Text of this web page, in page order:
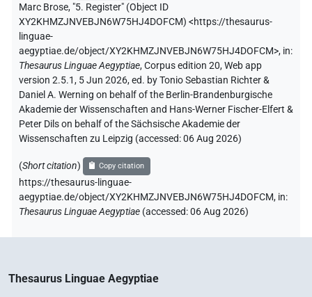
Marc Brose, "5. Register" (Object ID
XY2KHMZJNVEBJN6W75HJ4DOFCM) <https://thesaurus-
linguae-
aegyptiae.de/object/XY2KHMZJNVEBJN6W75HJ4DOFCM>, in:
Thesaurus Linguae Aegyptiae,Corpus edition 20, Web app
version 2.5.1, 5 Jun 2026, ed. by Tonio Sebastian Richter &
Daniel A. Werning on behalf of the Berlin-Brandenburgische
Akademie der Wissenschaften and Hans-Werner Fischer-Elfert &
Peter Dils on behalf of the Sächsische Akademie der
Wissenschaften zu Leipzig (accessed:06 Aug 2026)
(Short citation) Copy citation
https://thesaurus-linguae-
aegyptiae.de/object/XY2KHMZJNVEBJN6W75HJ4DOFCM, in:
Thesaurus Linguae Aegyptiae (accessed:06 Aug 2026)
Thesaurus Linguae Aegyptiae